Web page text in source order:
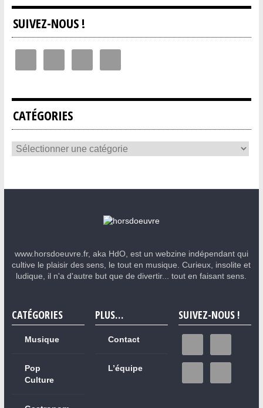
SUIVEZ-NOUS !
CATÉGORIES
www.horsdoeuvre.fr, aka HdO, est un webzine indépendant qui
cultive le plaisir des sens, le tout en musique. Curieux, insolite et
ludique, il n'a d'autre but que de divertir... tout en faisant sens.
CATÉGORIES
Musique
Pop
Culture
PLUS…
Contact
L’équipe
SUIVEZ-NOUS !